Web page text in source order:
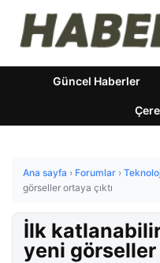
Güncel Haberler
Ana sayfa › Forumlar ›
görseller ortaya çıktı
İlk
yeni görseller